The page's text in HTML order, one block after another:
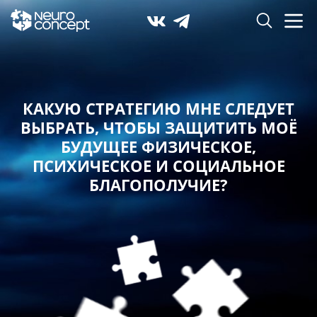
КАКУЮ СТРАТЕГИЮ МНЕ СЛЕДУЕТ
ВЫБРАТЬ,ЧТОБЫ ЗАЩИТИТЬ МОЁ
БУДУЩЕЕ ФИЗИЧЕСКОЕ,
ПСИХИЧЕСКОЕ И СОЦИАЛЬНОЕ
БЛАГОПОЛУЧИЕ?